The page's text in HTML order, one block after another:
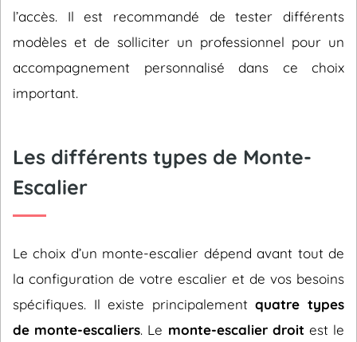
l’accès. Il est recommandé de tester différents
modèles et de solliciter un professionnel pour un
accompagnement personnalisé dans ce choix
important.
Les différents types de Monte-
Escalier
Le choix d’un monte-escalier dépend avant tout de
la configuration de votre escalier et de vos besoins
spécifiques. Il existe principalementquatre types
de monte-escaliers. Le monte-escalier droit est le